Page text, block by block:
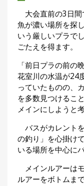
大会直前の3日間
魚が濃い場所を探
いう厳しいプラで
ごたえを得ます。
「前日プラの前の
花室川の水温が24
っていたものの、
を多数見つけるこ
メインにしようと
バスがカレント
の釣り」を心掛け
いる場所を中心に
メインルアーは
ルアーをボトムま
わ
せ